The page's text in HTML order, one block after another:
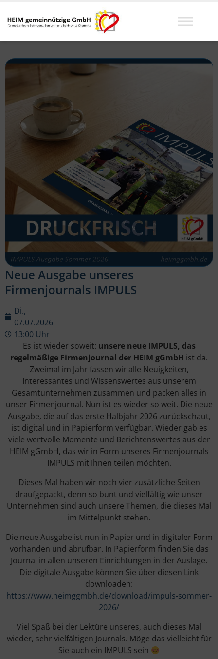
Neue Ausgabe unseres
Firmenjournals IMPULS
Di.,
07.07.2026
13:00 Uhr
Es ist wieder soweit: unsere neue IMPULS, das
regelmäßige Firmenjournal der HEIM gGmbH ist da.
Zweimal im Jahr fassen wir alle Neuigkeiten,
Interessantes und Wissenswertes aus unserem
Gesamtunternehmen zusammen und packen alles in
unser Firmenjournal. Nun ist es wieder so weit. Die neue
Ausgabe, die auf das erste Halbjahr 2026 zurückschaut,
ist digital und in Papierform verfügbar. Wieder gab es
viele wertvolle Momente und Berichtenswertes aus der
HEIM gGmbH, das wir in Form unseres Firmenjournals
IMPULS mit Ihnen teilen möchten.
Dieses Mal haben wir noch vier zusätzliche Seiten
draufgepackt, denn so bunt und vielfältig wie unser
Unternehmen sind auch unsere Themen, die dieses Mal
im Mittelpunkt stehen.
Die neue Ausgabe ist nun in Papier und in digitaler Form
vorhanden und abrufbar. In Papierform finden Sie das
Journal in allen unseren Einrichtungen in der Auslage.
Die digitale Ausgabe können Sie über diesen Link
downloaden:
https://www.heimggmbh.de/download/impuls-sommer-
2026/
Viel Spaß bei der Lektüre unseres, auch dieses Mal
wieder, sehr vielfältigen Journals. Möge das vielleicht für
Sie auch ein IMPULS sein